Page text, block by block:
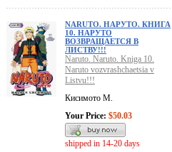
NARUTO. НАРУТО. КНИГА
10. НАРУТО
ВОЗВРАЩАЕТСЯ В
ЛИСТВУ!!!
Naruto. Naruto. Kniga 10.
Naruto vozvrashchaetsia v
Listvu!!!
Кисимото М.
Your Price: $50.03
shipped in 14-20 days